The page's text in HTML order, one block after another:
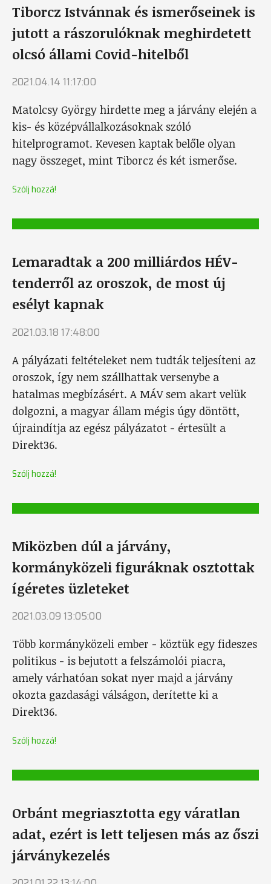
Tiborcz Istvánnak és ismerőseinek is
jutott a rászorulóknak meghirdetett
olcsó állami Covid-hitelből
2021.04.14 11:17:00
Matolcsy György hirdette meg a járvány elején a
kis- és középvállalkozásoknak szóló
hitelprogramot. Kevesen kaptak belőle olyan
nagy összeget, mint Tiborcz és két ismerőse.
Szólj hozzá!
Lemaradtak a 200 milliárdos HÉV-
tenderről az oroszok, de most új
esélyt kapnak
2021.03.18 17:48:00
A pályázati feltételeket nem tudták teljesíteni az
oroszok, így nem szállhattak versenybe a
hatalmas megbízásért. A MÁV sem akart velük
dolgozni, a magyar állam mégis úgy döntött,
újraindítja az egész pályázatot - értesült a
Direkt36.
Szólj hozzá!
Miközben dúl a járvány,
kormányközeli figuráknak osztottak
ígéretes üzleteket
2021.03.09 13:05:00
Több kormányközeli ember - köztük egy fideszes
politikus - is bejutott a felszámolói piacra,
amely várhatóan sokat nyer majd a járvány
okozta gazdasági válságon, derítette ki a
Direkt36.
Szólj hozzá!
Orbánt megriasztotta egy váratlan
adat, ezért is lett teljesen más az őszi
járványkezelés